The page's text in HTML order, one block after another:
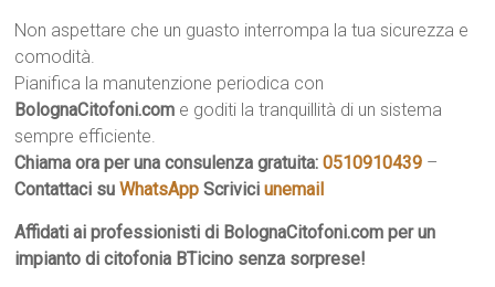
Non aspettare che un guasto interrompa la tua sicurezza e
comodità.
Pianifica la manutenzione periodica con
BolognaCitofoni.com e goditi la tranquillità di un sistema
sempre efficiente.
Chiama ora per una consulenza gratuita:0510910439 –
Contattaci suWhatsApp Scriviciunemail
Affidati ai professionisti di BolognaCitofoni.com per un
impianto di citofonia BTicino senza sorprese!